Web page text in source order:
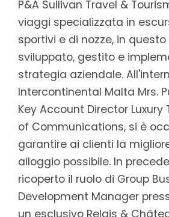
P&A Sullivan Travel &
viaggi specializzata in
sportivi e di nozze, in
sviluppato, gestito e
strategia aziendale.
Intercontinental Malta Mrs.
Key Account Director Luxury
of Communications, si è
garantire ai clienti la
alloggio possibile. In
ricoperto il ruolo di Group
Development Manager
un esclusivo Relais &